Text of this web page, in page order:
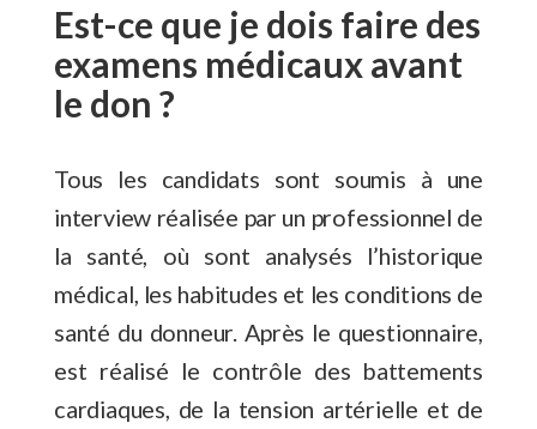
Est-ce que je dois faire des
examens médicaux avant
le don ?
Tous les candidats sont soumis à une
interview réalisée par un professionnel de
la santé, où sont analysés l’historique
médical, les habitudes et les conditions de
santé du donneur. Après le questionnaire,
est réalisé le contrôle des battements
cardiaques, de la tension artérielle et de